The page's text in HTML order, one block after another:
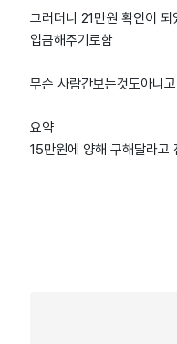
그러더니 21만원 확인이 되
입금해주기로함
무슨 사람간보는것도아니
요약
15만원에 양해 구해달라고